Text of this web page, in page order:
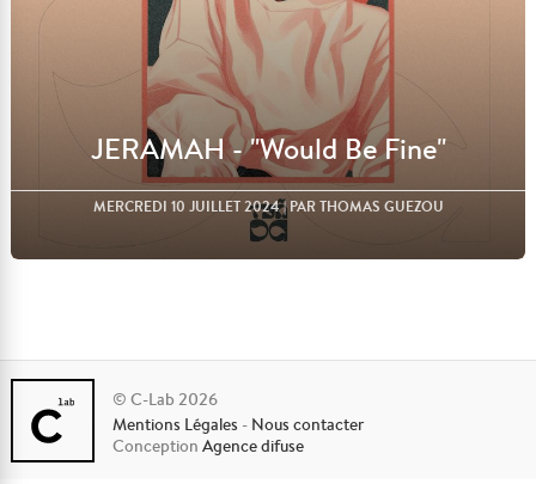
JERAMAH - "Would Be Fine"
MERCREDI 10 JUILLET 2024| PAR THOMAS GUEZOU
Lire l'article
© C-Lab 2026
Mentions Légales - Nous contacter
ConceptionAgence difuse